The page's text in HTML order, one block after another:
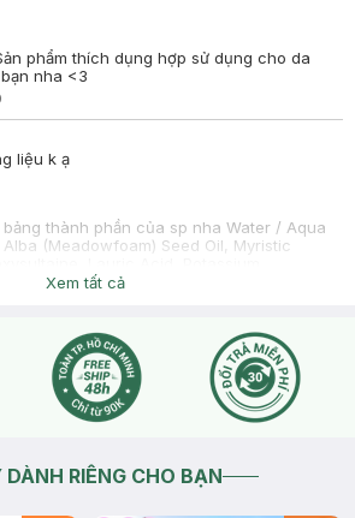
phẩm thích dụng hợp sử dụng cho da
nha <3
liệu k ạ
bảng thành phần của sp nha Water / Aqua
(Meadowfoam) Seed Oil, Myristic
Sodium Chloride, Stearic Acid,
(Sunflower) Seed Oil, Sodium Benzoate,
Xem tất cả
DÀNH RIÊNG CHO BẠN